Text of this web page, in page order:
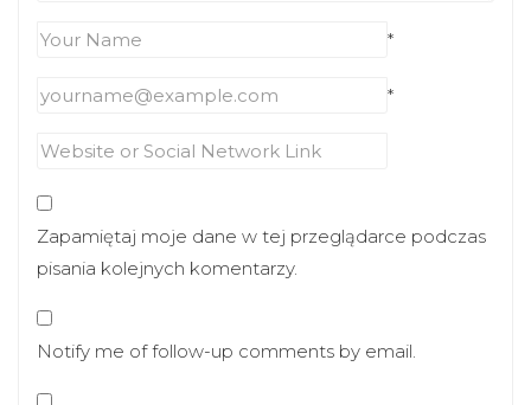
*
*
Zapamiętaj moje dane w tej przeglądarce podczas
pisania kolejnych komentarzy.
Notify me of follow-up comments by email.